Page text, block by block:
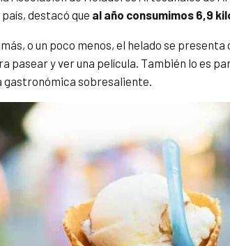
destacó que al año consumimos 6,9
o un poco menos, el helado se
pasear y ver una película. También lo es
gastronómica sobresaliente.